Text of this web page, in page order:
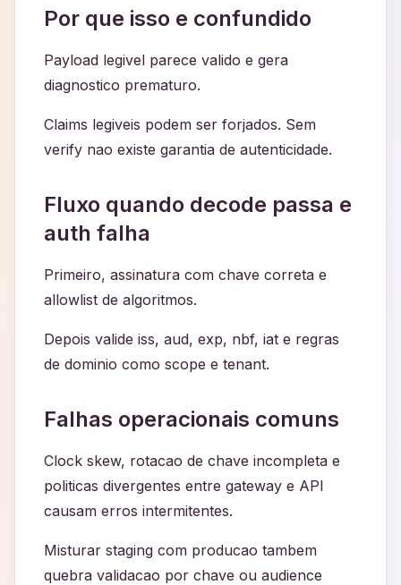
Por que isso e confundido
Payload legivel parece valido e gera
diagnostico prematuro.
Claims legiveis podem ser forjados. Sem
verify nao existe garantia de autenticidade.
Fluxo quando decode passa e
auth falha
Primeiro, assinatura com chave correta e
allowlist de algoritmos.
Depois valide iss, aud, exp, nbf, iat e regras
de dominio como scope e tenant.
Falhas operacionais comuns
Clock skew, rotacao de chave incompleta e
politicas divergentes entre gateway e API
causam erros intermitentes.
Misturar staging com producao tambem
quebra validacao por chave ou audience